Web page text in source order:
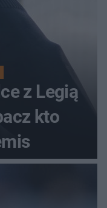
z Legią
kto